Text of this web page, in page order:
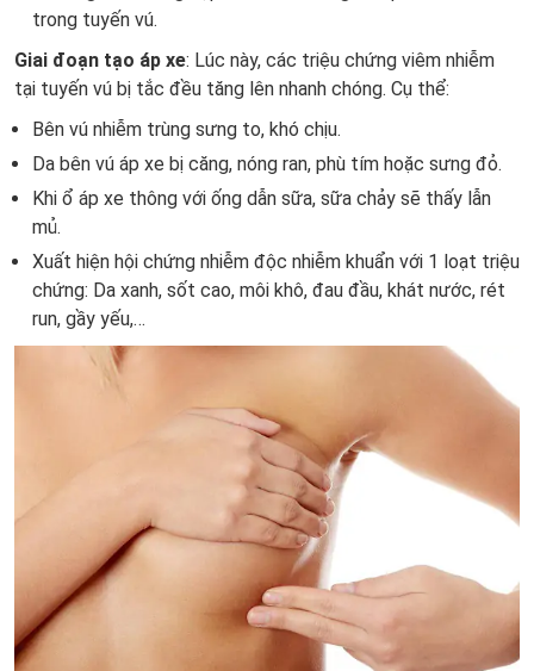
trong tuyến vú.
Giai đoạn tạo áp xe: Lúc này, các triệu chứng viêm nhiễm
tại tuyến vú bị tắc đều tăng lên nhanh chóng. Cụ thể:
Bên vú nhiễm trùng sưng to, khó chịu.
Da bên vú áp xe bị căng, nóng ran, phù tím hoặc sưng đỏ.
Khi ổ áp xe thông với ống dẫn sữa, sữa chảy sẽ thấy lẫn
mủ.
Xuất hiện hội chứng nhiễm độc nhiễm khuẩn với 1 loạt triệu
chứng: Da xanh, sốt cao, môi khô, đau đầu, khát nước, rét
run, gầy yếu,…